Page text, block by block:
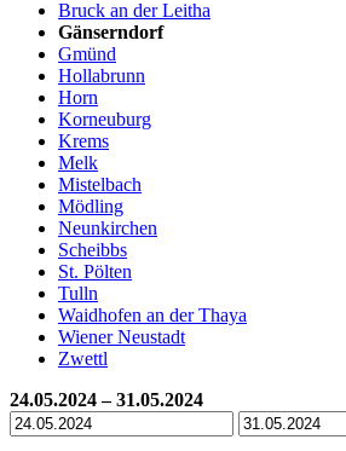
Bruck an der Leitha
Gänserndorf
Gmünd
Hollabrunn
Horn
Korneuburg
Krems
Melk
Mistelbach
Mödling
Neunkirchen
Scheibbs
St. Pölten
Tulln
Waidhofen an der Thaya
Wiener Neustadt
Zwettl
24.05.2024 – 31.05.2024